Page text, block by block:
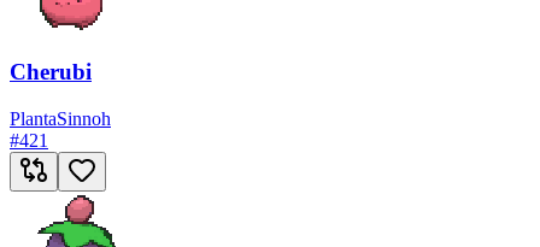
Cherubi
PlantaSinnoh
#421